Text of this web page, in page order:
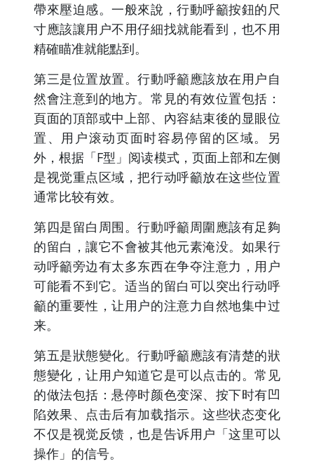
帶來壓迫感。一般來說，行動呼籲按鈕的尺
寸應該讓用户不用仔細找就能看到，也不用
精確瞄准就能點到。
第三是位置放置。行動呼籲應該放在用户自
然會注意到的地方。常見的有效位置包括：
頁面的頂部或中上部、內容結束後的显眼位
置、用户滚动页面时容易停留的区域。另
外，根据「F型」阅读模式，页面上部和左侧
是视觉重点区域，把行动呼籲放在这些位置
通常比较有效。
第四是留白周围。行動呼籲周圍應該有足夠
的留白，讓它不會被其他元素淹没。如果行
动呼籲旁边有太多东西在争夺注意力，用户
可能看不到它。适当的留白可以突出行动呼
籲的重要性，让用户的注意力自然地集中过
来。
第五是狀態變化。行動呼籲應該有清楚的狀
態變化，让用户知道它是可以点击的。常见
的做法包括：悬停时颜色变深、按下时有凹
陷效果、点击后有加载指示。这些状态变化
不仅是视觉反馈，也是告诉用户「这里可以
操作」的信号。